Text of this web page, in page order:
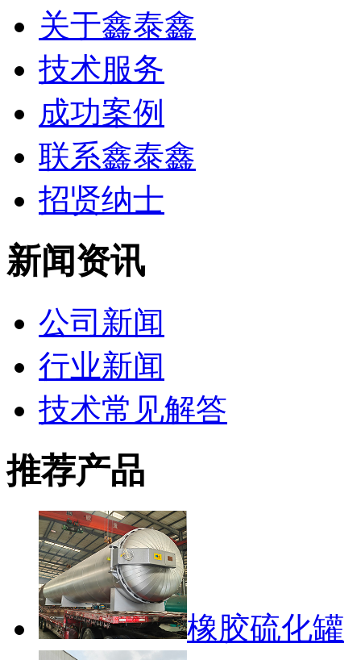
关于鑫泰鑫
技术服务
成功案例
联系鑫泰鑫
招贤纳士
新闻资讯
公司新闻
行业新闻
技术常见解答
推荐产品
橡胶硫化罐